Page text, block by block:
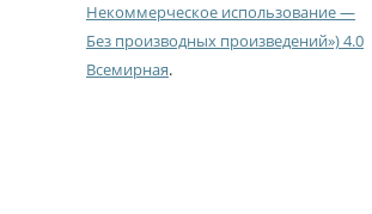
Некоммерческое использование —
Без производных произведений») 4.0
Всемирная.